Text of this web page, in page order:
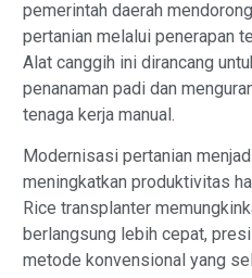
pemerintah daerah
pertanian melalui penerapan
Alat canggih ini dirancang
penanaman padi dan
tenaga kerja manual.
Modernisasi pertanian
meningkatkan produktivitas
Rice transplanter
berlangsung lebih cepat,
metode konvensional yang